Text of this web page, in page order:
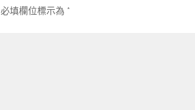
必填欄位標示為 *